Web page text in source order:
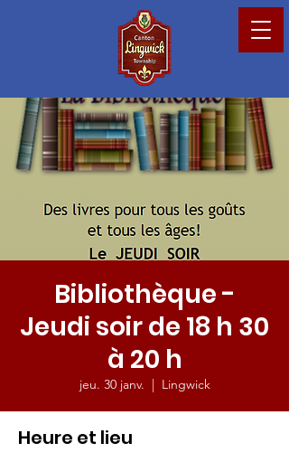
Bibliothèque -
Jeudi soir de 18 h 30
à 20 h
jeu. 30 janv.
  |
Lingwick
Heure et lieu